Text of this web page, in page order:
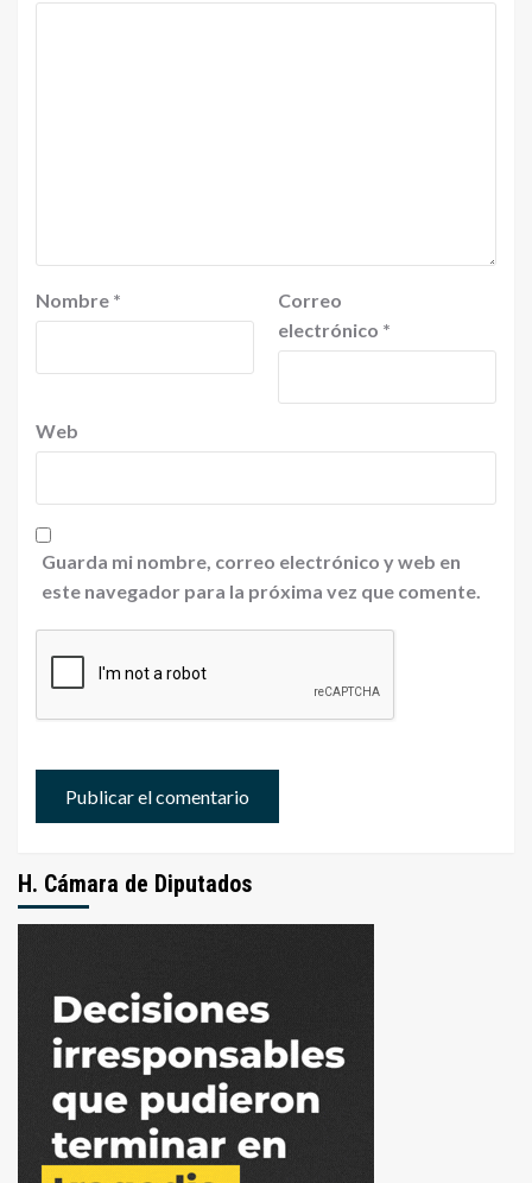
Nombre *
Correo
electrónico *
Web
Guarda mi nombre, correo electrónico y web en
este navegador para la próxima vez que comente.
H. Cámara de Diputados